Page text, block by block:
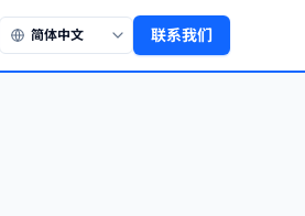
联系我们